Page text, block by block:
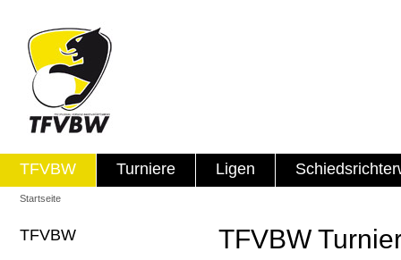
TFVBW Turniere Ligen
Startseite
TFVBW TFVBW